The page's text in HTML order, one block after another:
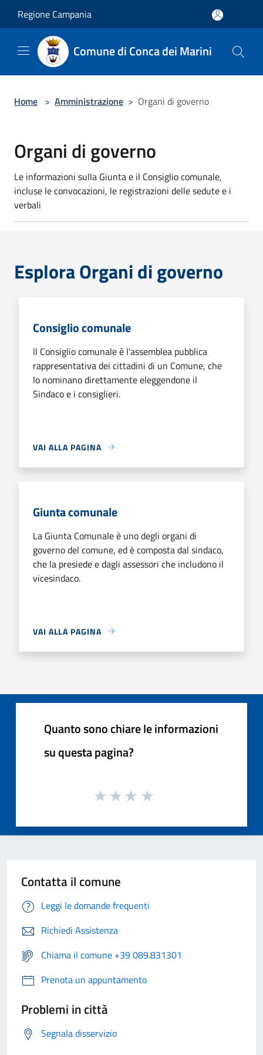
Regione Campania
Comune di Conca dei Marini
Home > Amministrazione > Organi di governo
Organi di governo
Le informazioni sulla Giunta e il Consiglio comunale,
incluse le convocazioni, le registrazioni delle sedute e i
verbali
Esplora Organi di governo
Consiglio comunale
Il Consiglio comunale è l'assemblea pubblica
rappresentativa dei cittadini di un Comune, che
lo nominano direttamente eleggendone il
Sindaco e i consiglieri.
VAI ALLA PAGINA
Giunta comunale
La Giunta Comunale è uno degli organi di
governo del comune, ed è composta dal sindaco,
che la presiede e dagli assessori che includono il
vicesindaco.
VAI ALLA PAGINA
Quanto sono chiare le informazioni
su questa pagina?
Contatta il comune
Leggi le domande frequenti
Richiedi Assistenza
Chiama il comune +39 089.831301
Prenota un appuntamento
Problemi in città
Segnala disservizio